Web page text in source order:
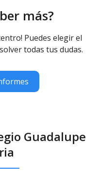
más?
Puedes elegir el
todas tus dudas.
Guadalupe